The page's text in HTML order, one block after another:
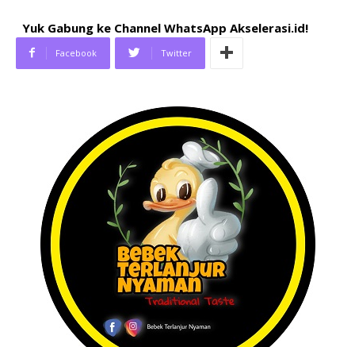
Yuk Gabung ke Channel WhatsApp Akselerasi.id!
Facebook Twitter